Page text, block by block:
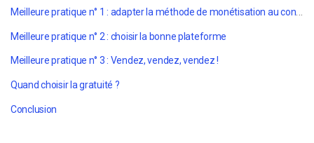
Meilleure pratique n° 1 : adapter la méthode de monétisation au contenu
Meilleure pratique n° 2 : choisir la bonne plateforme
Meilleure pratique n° 3 : Vendez, vendez, vendez !
Quand choisir la gratuité ?
Conclusion